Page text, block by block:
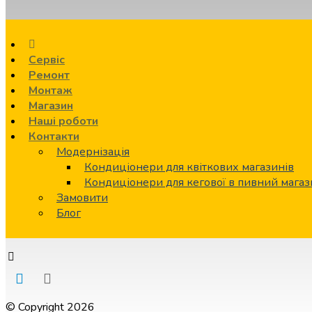
Сервіс
Ремонт
Монтаж
Магазин
Наші роботи
Контакти
Модернізація
Кондиціонери для квіткових магазинів
Кондиціонери для кегової в пивний
Замовити
Блог
© Copyright 2026